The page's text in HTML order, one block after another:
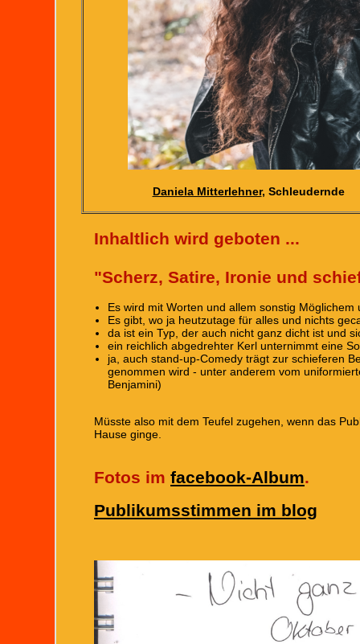
Daniela Mitterlehner, Schleudernde
Inhaltlich wird geboten ...
"Scherz, Satire, Ironie und
Es wird mit Worten und allem sonstig
Es gibt, wo ja heutzutage für alles und nichts
da ist ein Typ, der auch nicht ganz dicht ist und
ein reichlich abgedrehter Kerl unternimmt eine
ja, auch stand-up-Comedy trägt zur schieferen
genommen wird - unter anderem vom
Benjamini)
Müsste also mit dem Teufel zugehen, wenn das
Hause ginge.
Fotos im facebook-Album.
Publikumsstimmen im blog